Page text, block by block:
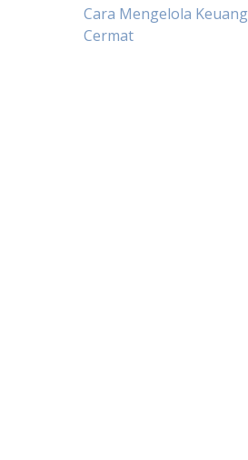
Post
Cara Mengelola
Cermat